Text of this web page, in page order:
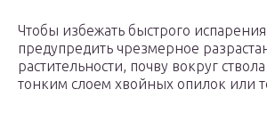
Чтобы избежать быстрого
предупредить чрезмерное
растительности, почву вокруг
тонким слоем хвойных опилок или